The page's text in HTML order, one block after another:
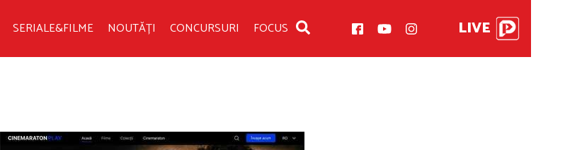
LIVE
SERIALE&FILME NOUTĂȚI CONCURSURI FOCUS